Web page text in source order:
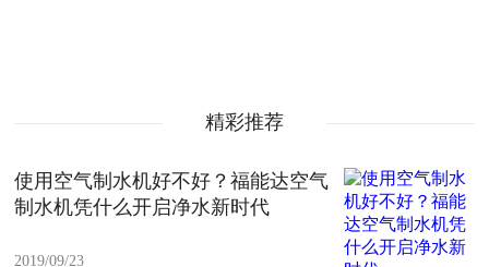
精彩推荐
使用空气制水机好不好？福能达空气
制水机凭什么开启净水新时代
2019/09/23